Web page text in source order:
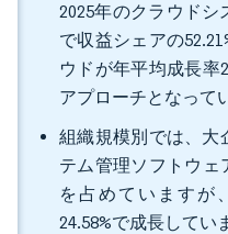
2025年のクラウド
で収益シェアの
ウドが年平均成長率
アプローチとなって
組織規模別では、大
テム管理ソフトウェ
を占めていますが
24.58%で成長してい